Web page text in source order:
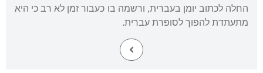
החלה לכתוב יומן בעברית, ורשמה בו כעבור זמן לא רב כי היא
מתעתדת להפוך לסופרת עברית.